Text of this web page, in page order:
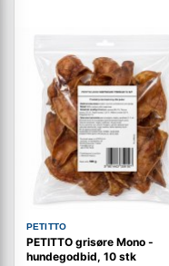
PETITTO
PETITTO grisøre Mono -
hundegodbid, 10 stk